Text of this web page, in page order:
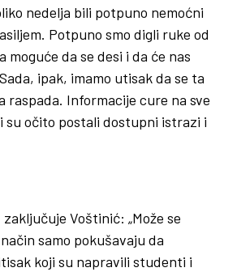
nedelja bili potpuno nemoćni
Potpuno smo digli ruke od
moguće da se desi i da će nas
ipak, imamo utisak da se ta
raspada. Informacije cure na sve
su očito postali dostupni istrazi i
Voštinić: „Može se
samo pokušavaju da
koji su napravili studenti i